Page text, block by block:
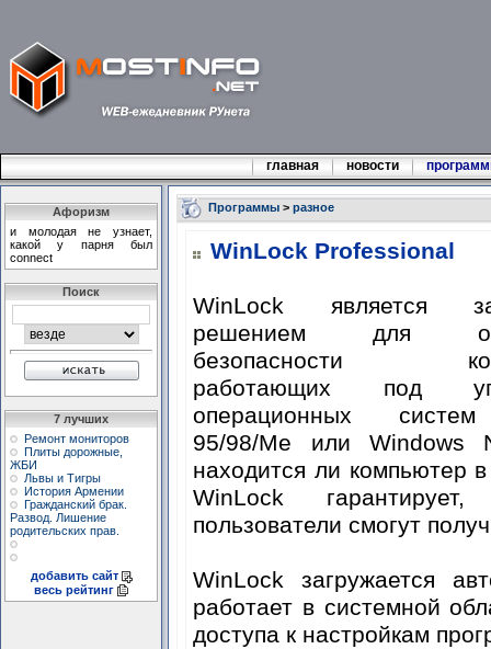
главная новости
Афоризм
и молодая не узнает,
какой у парня был
connect
Поиск
7 лучших
Ремонт мониторов
Плиты дорожные,
ЖБИ
Львы и Тигры
История Армении
Гражданский брак.
Развод. Лишение
родительских прав.
добавить сайт
весь рейтинг
Программы> разное
WinLock Professional
WinLock является
решением для
безопасности
работающих под
операционных
95/98/Me или Windows
находится ли компьютер
WinLock
пользователи смогут
WinLock загружается
работает в системной
доступа к настройкам